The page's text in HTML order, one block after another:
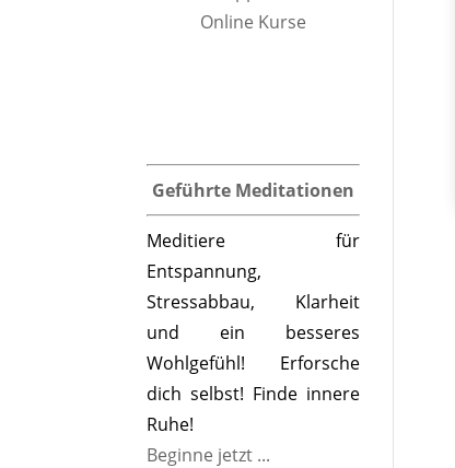
Geführte Meditationen
Meditiere für
Entspannung,
Stressabbau, Klarheit
und ein besseres
Wohlgefühl! Erforsche
dich selbst! Finde innere
Ruhe!
Beginne jetzt ...